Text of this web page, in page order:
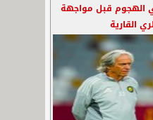
الهجوم قبل مواجهة
القارية